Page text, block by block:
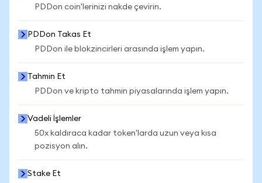
PDDon coin'lerinizi nakde çevirin.
PDDon Takas Et
PDDon ile blokzincirleri arasında işlem yapın.
Tahmin Et
PDDon ve kripto tahmin piyasalarında işlem yapın.
Vadeli İşlemler
50x kaldıraca kadar token'larda uzun veya kısa
pozisyon alın.
Stake Et